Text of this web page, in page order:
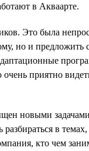
в Акваарте.
Это была
но и предложить
приятно
новыми
в
кто чем